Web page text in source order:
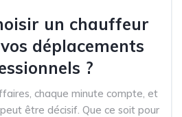
un chauffeur
déplacements
?
chaque minute compte, et
être décisif. Que ce soit pour